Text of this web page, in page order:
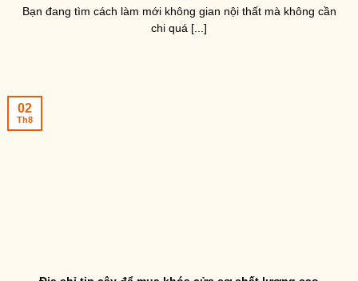
Bạn đang tìm cách làm mới không gian nội thất mà không cần
chi quá [...]
02
Th8